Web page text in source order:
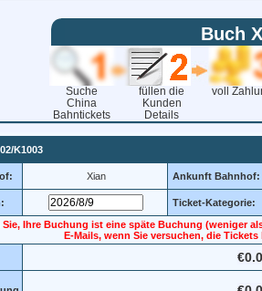
Buch
Suche
China
Bahntickets
füllen die
Kunden
Details
voll
K1003
Xian Ankunft Bahnhof:
Ticket-Kategorie:
Ihre Buchung ist eine späte Buchung (weniger
E-Mails, wenn Sie versuchen, die